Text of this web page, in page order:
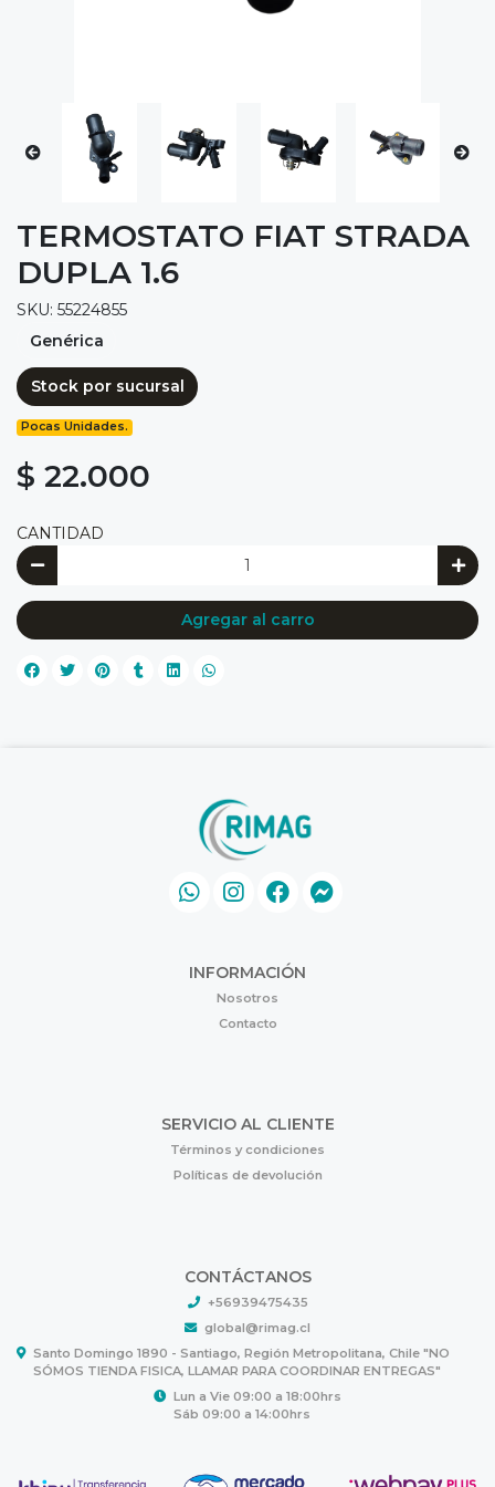
TERMOSTATO FIAT STRADA
DUPLA 1.6
SKU: 55224855
Genérica
Stock por sucursal
Pocas Unidades.
$ 22.000
CANTIDAD
Agregar al carro
INFORMACIÓN
Nosotros
Contacto
SERVICIO AL CLIENTE
Términos y condiciones
Políticas de devolución
CONTÁCTANOS
+56939475435
global@rimag.cl
Santo Domingo 1890 - Santiago, Región Metropolitana, Chile "NO
SÓMOS TIENDA FISICA, LLAMAR PARA COORDINAR ENTREGAS"
Lun a Vie 09:00 a 18:00hrs
Sáb 09:00 a 14:00hrs